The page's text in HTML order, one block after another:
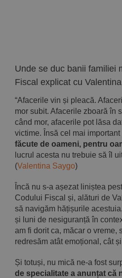
Unde se duc banii familiei
Fiscal explicat cu
“Afacerile vin și pleacă.
mor subit. Afacerile zboară în
când mor, afacerile pot lăsa
victime. Însă cel mai important
făcute de oameni, pentru
lucrul acesta nu trebuie să îl
(Valentina Saygo)
Încă nu s-a așezat liniștea
Codului Fiscal și, alături de
să navigăm hățișurile
și luni de nesiguranță în
am fi dorit ca, măcar o vreme,
redresăm atât emoțional, cât
Și totuși, nu mică ne-a fost
de specialitate a anunțat că